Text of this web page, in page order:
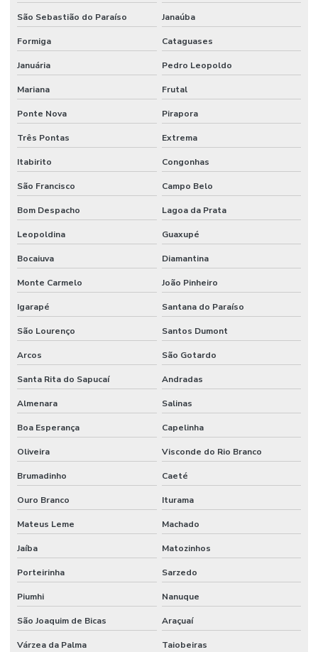
São Sebastião do Paraíso Janaúba
Formiga Cataguases
Januária Pedro Leopoldo
Mariana Frutal
Ponte Nova Pirapora
Três Pontas Extrema
Itabirito Congonhas
São Francisco Campo Belo
Bom Despacho Lagoa da Prata
Leopoldina Guaxupé
Bocaiuva Diamantina
Monte Carmelo João Pinheiro
Igarapé Santana do Paraíso
São Lourenço Santos Dumont
Arcos São Gotardo
Santa Rita do Sapucaí Andradas
Almenara Salinas
Boa Esperança Capelinha
Oliveira Visconde do Rio Branco
Brumadinho Caeté
Ouro Branco Iturama
Mateus Leme Machado
Jaíba Matozinhos
Porteirinha Sarzedo
Piumhi Nanuque
São Joaquim de Bicas Araçuaí
Várzea da Palma Taiobeiras